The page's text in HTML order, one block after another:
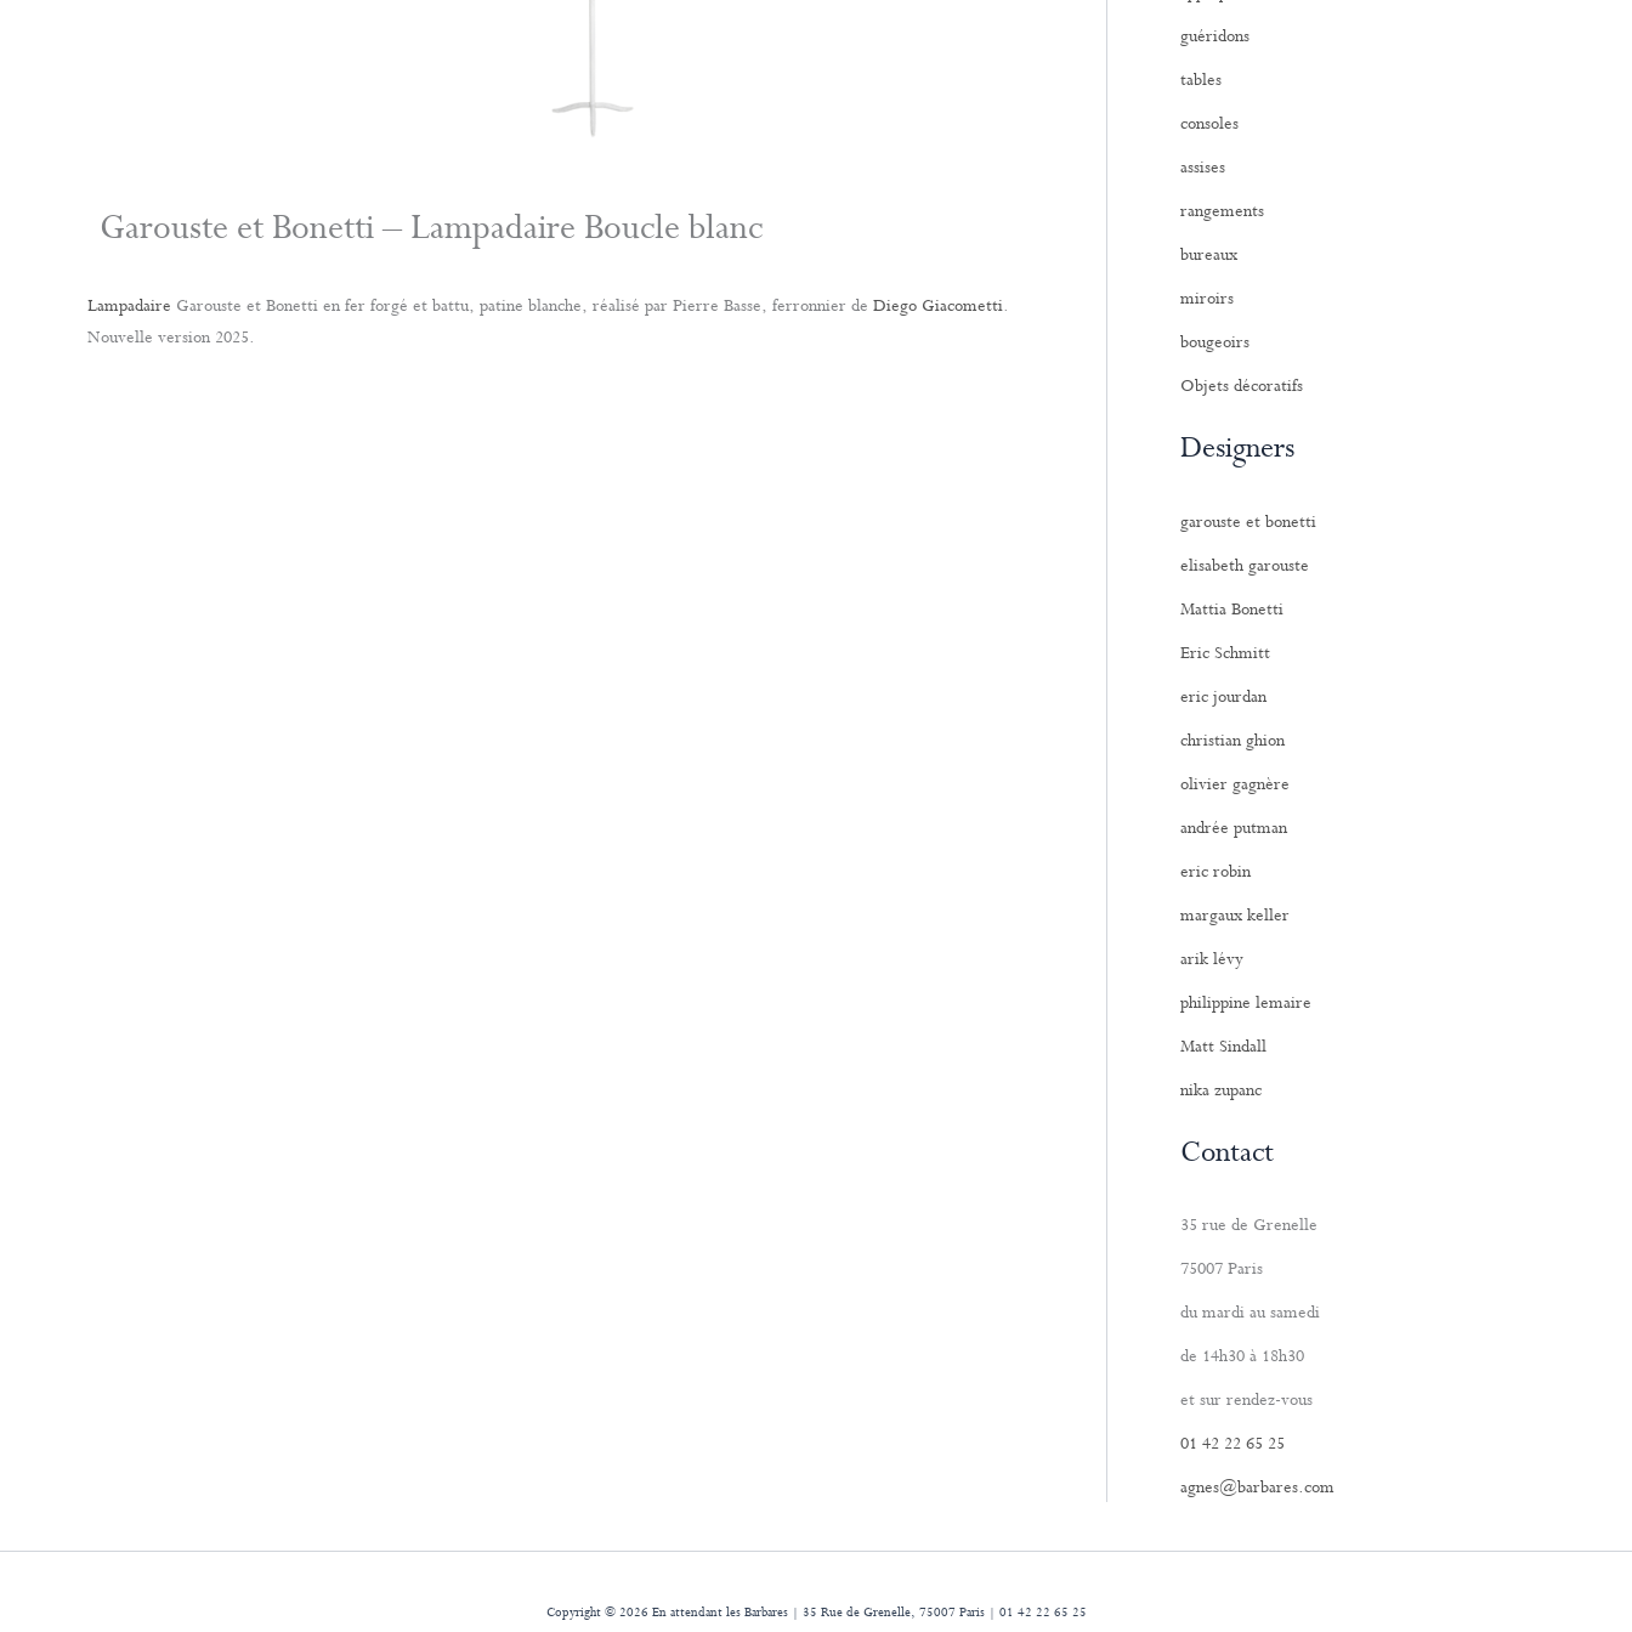
Garouste et Bonetti – Lampadaire Boucle blanc
Lampadaire Garouste et Bonetti en fer forgé et battu, patine blanche, réalisé par Pierre Basse, ferronnier de Diego Giacometti.
Nouvelle version 2025.
:guéridons
tables
consoles
assises
rangements
bureaux
miroirs
bougeoirs
Objets décoratifs
Designers
garouste et bonetti
elisabeth garouste
Mattia Bonetti
Eric Schmitt
eric jourdan
christian ghion
olivier gagnère
andrée putman
eric robin
margaux keller
arik lévy
philippine lemaire
Matt Sindall
nika zupanc
Contact
35 rue de Grenelle
75007 Paris
du mardi au samedi
de 14h30 à 18h30
et sur rendez-vous
01 42 22 65 25
agnes@barbares.com
Copyright © 2026 En attendant les Barbares | 35 Rue de Grenelle, 75007 Paris | 01 42 22 65 25